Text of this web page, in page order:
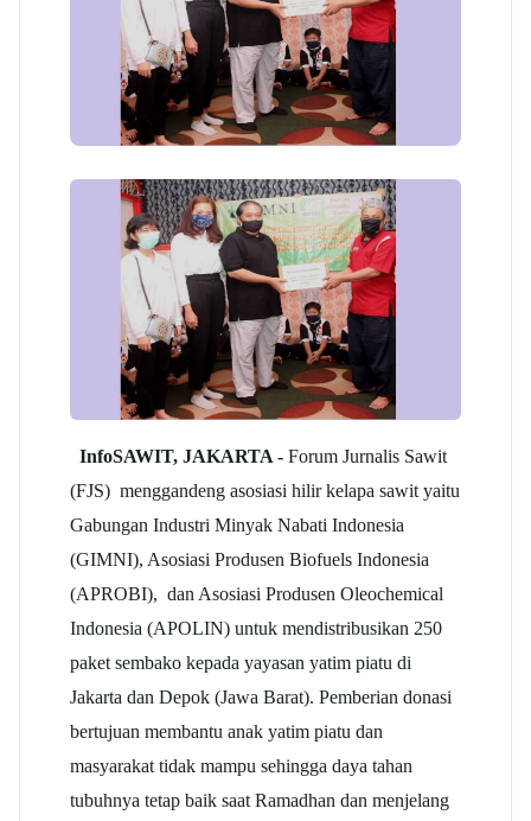
InfoSAWIT, JAKARTA - Forum Jurnalis Sawit
(FJS) menggandeng asosiasi hilir kelapa sawit yaitu
Gabungan Industri Minyak Nabati Indonesia
(GIMNI), Asosiasi Produsen Biofuels Indonesia
(APROBI), dan Asosiasi Produsen Oleochemical
Indonesia (APOLIN) untuk mendistribusikan 250
paket sembako kepada yayasan yatim piatu di
Jakarta dan Depok (Jawa Barat). Pemberian donasi
bertujuan membantu anak yatim piatu dan
masyarakat tidak mampu sehingga daya tahan
tubuhnya tetap baik saat Ramadhan dan menjelang